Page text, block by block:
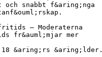
snabbt f&aring;nga
– Moderaterna
fr&auml;mjar mer
&aring;rs &aring;lder.